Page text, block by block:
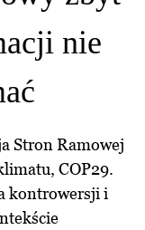
nie
Stron Ramowej
COP29.
kontrowersji i